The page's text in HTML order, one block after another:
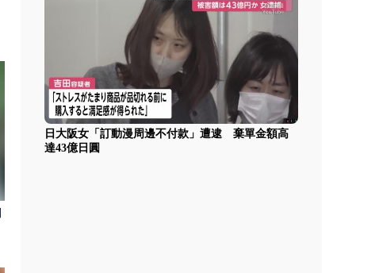
日大阪女「訂動漫周邊不付款」遭逮 棄單金額高
達43億日圓